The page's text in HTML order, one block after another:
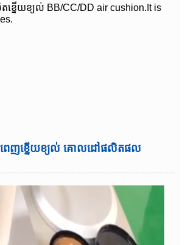
ខ្នើយខ្យល់ BB/CC/DD air cushion.It is
េញខ្នើយខ្យល់ គោលដៅផលិតផល